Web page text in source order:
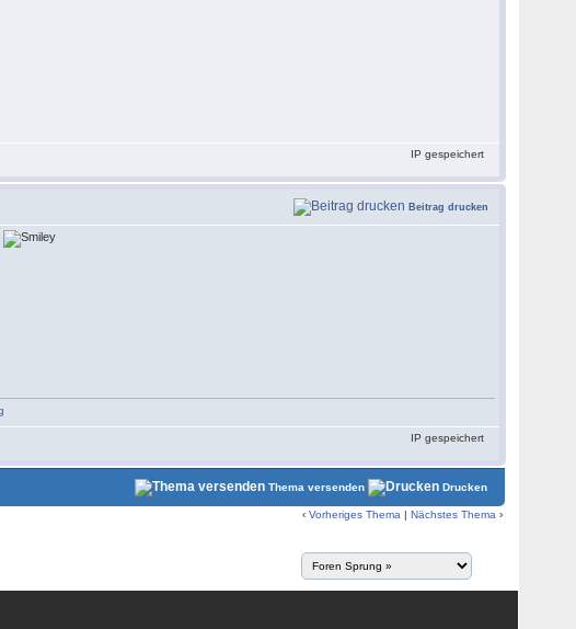
IP gespeichert
Beitrag drucken
IP gespeichert
Thema versenden Drucken
‹Vorheriges Thema |Nächstes Thema ›